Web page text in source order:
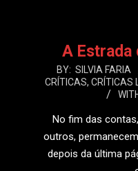
A Estrada
2026-
06-
BY: SILVIA FARIA
CRÍTICAS, CRÍTICAS
No fim das
outros,
depois da última